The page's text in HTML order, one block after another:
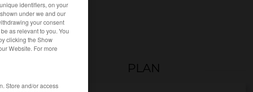
PLAN
identifiers, on your
under we and our
your consent
as relevant to you. You
clicking the Show
Website. For more
Store and/or access